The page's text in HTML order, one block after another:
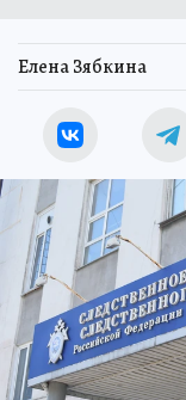
Елена Зябкина